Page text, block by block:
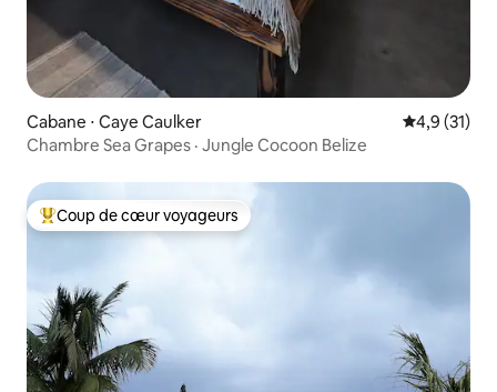
Cabane ⋅ Caye Caulker Évaluation
4,9 (31)
Chambre Sea Grapes · Jungle Cocoon Belize
Coups de cœur voyageurs les plus appréciés
Coup de cœur voyageurs